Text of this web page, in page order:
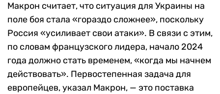
Макрон считает, что ситуация для Украины на
поле боя стала «гораздо сложнее», поскольку
Россия «усиливает свои атаки». В связи с этим,
по словам французского лидера, начало 2024
года должно стать временем, «когда мы начнем
действовать». Первостепенная задача для
европейцев, указал Макрон, — это поставка